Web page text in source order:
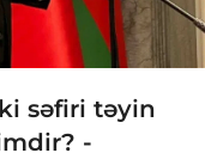
səfiri təyin
-